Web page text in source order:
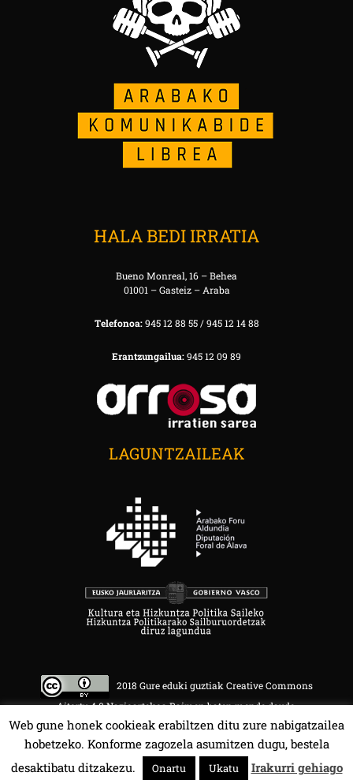
HALA BEDI IRRATIA
Bueno Monreal, 16 – Behea
01001 – Gasteiz – Araba
Telefonoa:945 12 88 55 / 945 12 14 88
Erantzungailua:945 12 09 89
LAGUNTZAILEAK
2018 Gure eduki guztiak Creative Commons
Aitortu 4.0 Nazioartekoa Baimen baten mende daude.
HALA BEDI BAT 107.4 MHz.
Web gune honek cookieak erabiltzen ditu zure nabigatzailea
hobetzeko. Konforme zagozela asumitzen dugu, bestela
desaktibatu ditzakezu.
Onartu Ukatu Irakurri gehiago